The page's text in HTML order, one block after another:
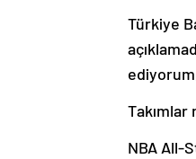
Türkiye
Takımlar
NBA All-